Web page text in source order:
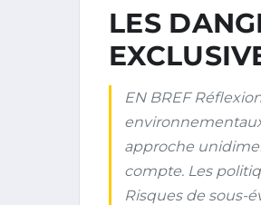
LES
EN BREF
approche
compte. Les
Risques de sous-